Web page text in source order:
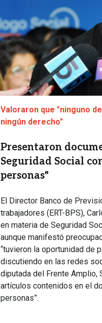
Valoraron que "ninguno
ningún derecho"
Presentaron
Seguridad Social
personas"
El Director Banco de
trabajadores (ERT-BPS),
en materia de Seguridad
aunque manifestó
“tuvieron la oportunidad de
discutiendo en las redes
diputada del Frente Amplio,
artículos contenidos en el
personas”.